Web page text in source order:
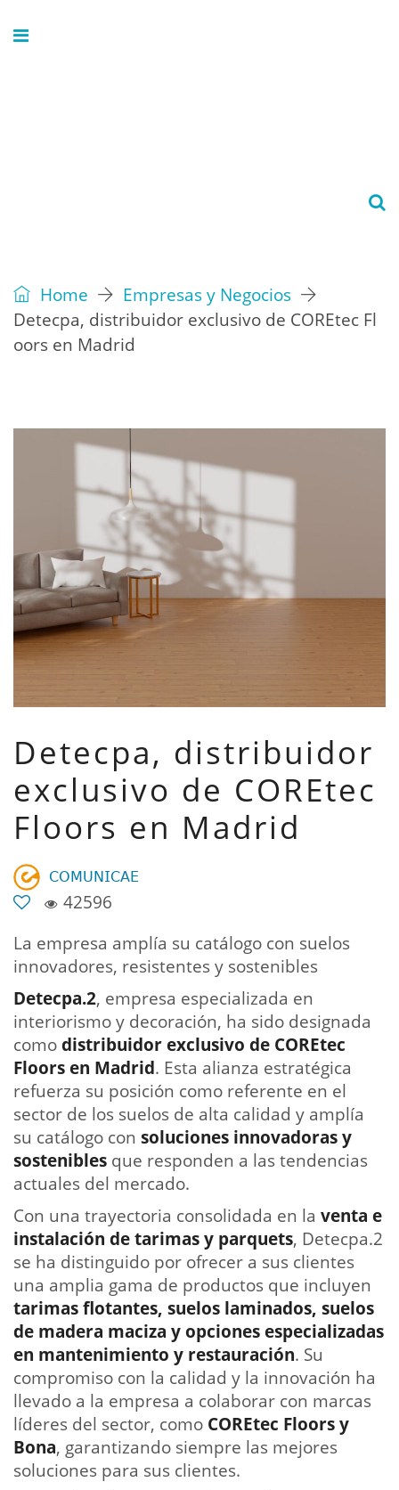
Home
Empresas y Negocios
Detecpa, distribuidor exclusivo de COREtec Fl
oors en Madrid
Detecpa, distribuidor
exclusivo de COREtec
Floors en Madrid
𝖢𝖮𝖬𝖴𝖭𝖨𝖢𝖠𝖤
42596
La empresa amplía su catálogo con suelos
innovadores, resistentes y sostenibles
Detecpa.2, empresa especializada en
interiorismo y decoración, ha sido designada
comodistribuidor exclusivo de COREtec
Floors en Madrid. Esta alianza estratégica
refuerza su posición como referente en el
sector de los suelos de alta calidad y amplía
su catálogo con soluciones innovadoras y
sostenibles que responden a las tendencias
actuales del mercado.
Con una trayectoria consolidada en la venta e
instalación de tarimas y parquets, Detecpa.2
se ha distinguido por ofrecer a sus clientes
una amplia gama de productos que incluyen
tarimas flotantes, suelos laminados, suelos
de madera maciza y opciones especializadas
en mantenimiento y restauración. Su
compromiso con la calidad y la innovación ha
llevado a la empresa a colaborar con marcas
líderes del sector, como COREtec Floors y
Bona, garantizando siempre las mejores
soluciones para sus clientes.